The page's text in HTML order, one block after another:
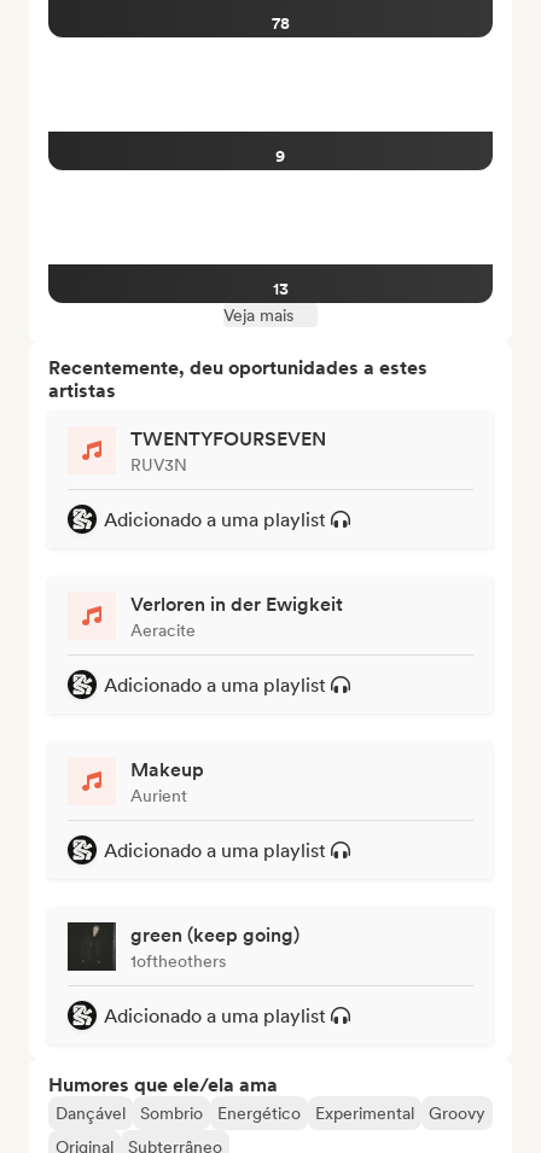
78
9
13
Veja mais
Recentemente, deu oportunidades a estes
artistas
TWENTYFOURSEVEN
RUV3N
Adicionado a uma playlist
Verloren in der Ewigkeit
Aeracite
Adicionado a uma playlist
Makeup
Aurient
Adicionado a uma playlist
green (keep going)
1oftheothers
Adicionado a uma playlist
Humores que ele/ela ama
Dançável Sombrio Energético Experimental
Groovy
Original
Subterrâneo